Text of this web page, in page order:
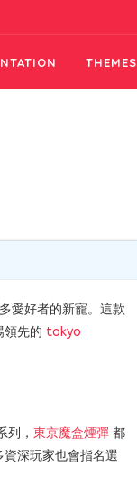
THEMES
愛好者的新寵。這款
領先的 tokyo
列， 東京魔盒煙彈 都
深玩家也會指名選